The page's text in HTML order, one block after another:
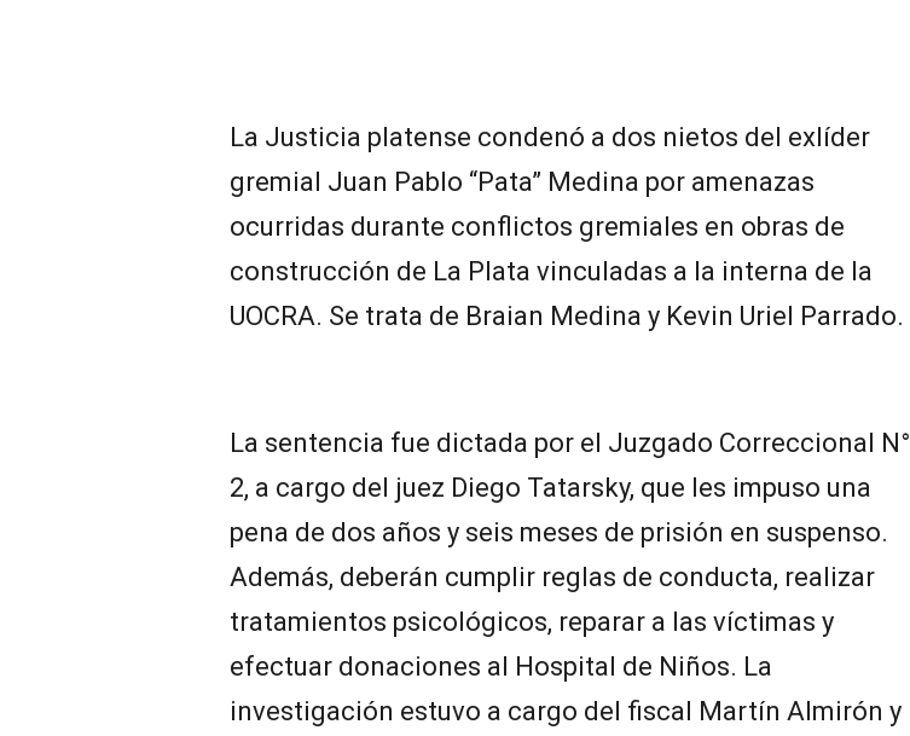
La Justicia platense condenó a dos nietos del exlíder
gremial Juan Pablo “Pata” Medina por amenazas
ocurridas durante conflictos gremiales en obras de
construcción de La Plata vinculadas a la interna de la
UOCRA. Se trata de Braian Medina y Kevin Uriel Parrado.
La sentencia fue dictada por el Juzgado Correccional N°
2, a cargo del juez Diego Tatarsky, que les impuso una
pena de dos años y seis meses de prisión en suspenso.
Además, deberán cumplir reglas de conducta, realizar
tratamientos psicológicos, reparar a las víctimas y
efectuar donaciones al Hospital de Niños. La
investigación estuvo a cargo del fiscal Martín Almirón y